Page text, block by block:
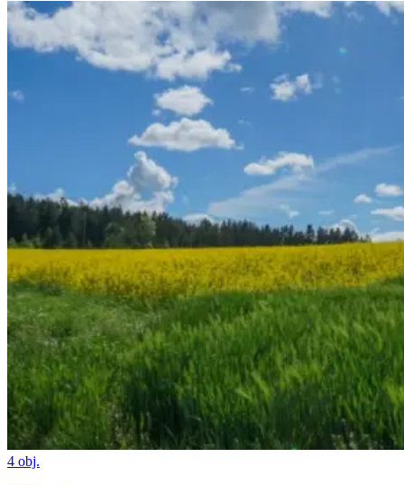
4 obj.